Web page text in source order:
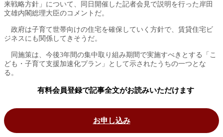
来戦略方針」について、同日開催した記者会見で説明を行った岸田
文雄内閣総理大臣のコメントだ。
政府は子育て世帯向けの住宅を確保していく方針で、賃貸住宅ビ
ジネスにも関係してきそうだ。
同施策は、今後3年間の集中取り組み期間で実施すべきとする「こ
ども・子育て支援加速化プラン」として示されたうちの一つとな
る。
有料会員登録で記事全文がお読みいただけます
お申し込み